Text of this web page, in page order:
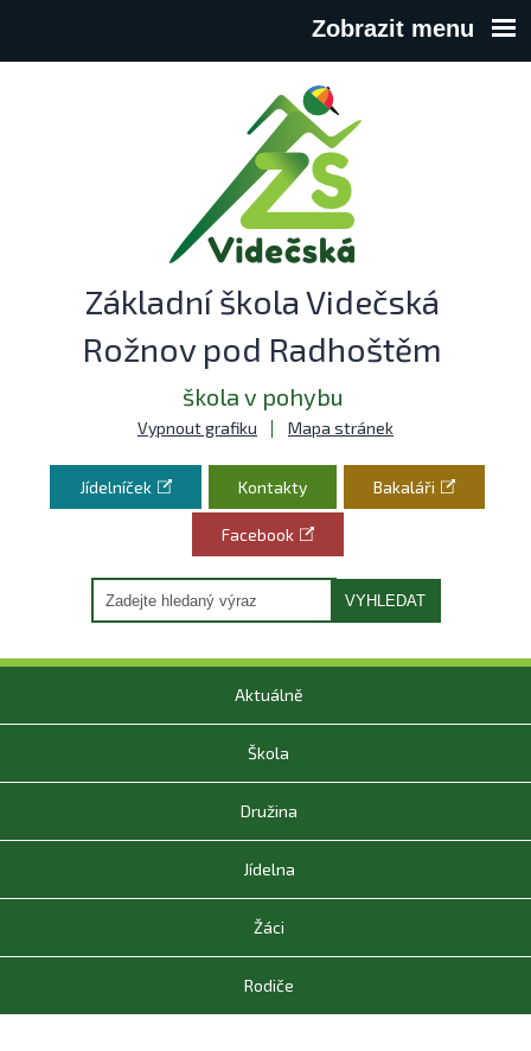
Zobrazit menu
Základní škola Videčská
Rožnov pod Radhoštěm
škola v pohybu
Vypnout grafiku Mapa stránek
Jídelníček Kontakty Bakaláři
Facebook
VYHLEDAT
Aktuálně
Škola
Družina
Jídelna
Žáci
Rodiče